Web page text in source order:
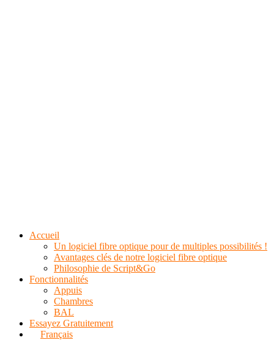
Accueil
Un logiciel fibre optique pour de multiples possibilités !
Avantages clés de notre logiciel fibre optique
Philosophie de Script&Go
Fonctionnalités
Appuis
Chambres
BAL
Essayez Gratuitement
Français